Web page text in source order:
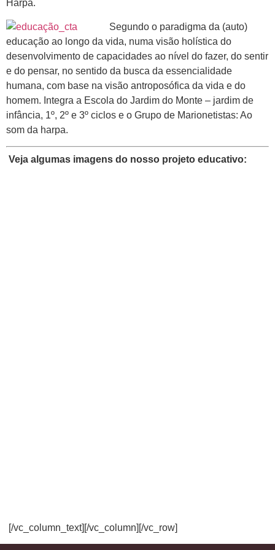
Harpa.
Segundo o paradigma da (auto)
educação ao longo da vida, numa visão holística do
desenvolvimento de capacidades ao nível do fazer, do sentir
e do pensar, no sentido da busca da essencialidade
humana, com base na visão antroposófica da vida e do
homem. Integra a Escola do Jardim do Monte – jardim de
infância, 1º, 2º e 3º ciclos e o Grupo de Marionetistas: Ao
som da harpa.
Veja algumas imagens do nosso projeto educativo:
[/vc_column_text][/vc_column][/vc_row]